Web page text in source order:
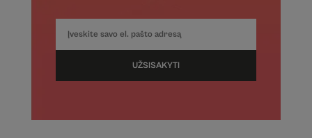
UŽSISAKYTI